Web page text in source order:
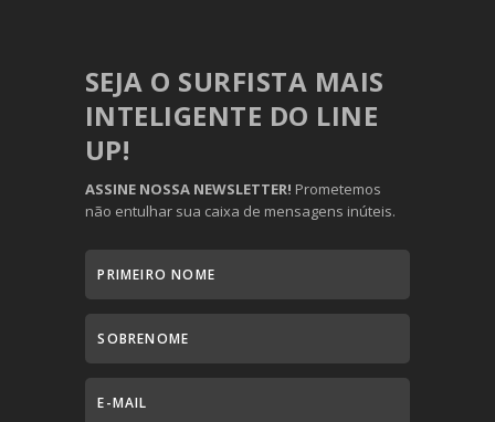
SEJA O SURFISTA MAIS
INTELIGENTE DO LINE
UP!
ASSINE NOSSA NEWSLETTER! Prometemos
não entulhar sua caixa de mensagens inúteis.